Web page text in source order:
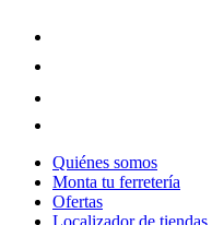
Quiénes somos
Monta tu ferretería
Ofertas